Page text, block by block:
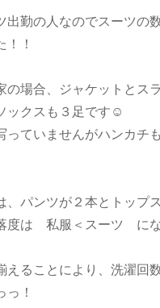
出勤の人なのでスーツの
！！
の場合、ジャケットとス
ックスも３足です☺
っていませんがハンカチ
、パンツが２本とトップ
度は 私服＜スーツ にな
えることにより、洗濯回
っ！